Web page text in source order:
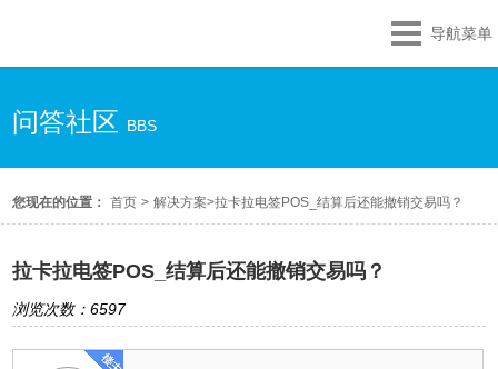
导航菜单
问答社区 BBS
您现在的位置： 首页 > 解决方案>拉卡拉电签POS_结算后还能撤销交易吗？
拉卡拉电签POS_结算后还能撤销交易吗？
浏览次数：6597